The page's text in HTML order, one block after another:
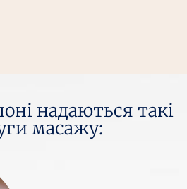
надаються такі
масажу: